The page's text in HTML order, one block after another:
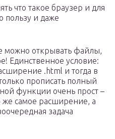
что такое браузер и для
пользу и даже
можно открывать файлы,
Единственное условие:
.html и тогда в
прописать полный
функции очень прост –
же самое расширение, а
задача